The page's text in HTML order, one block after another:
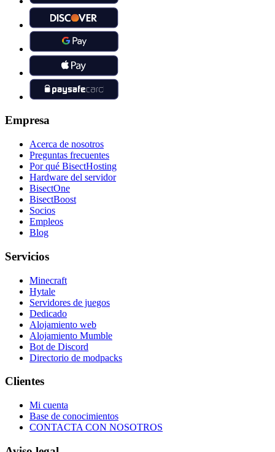
Empresa
Acerca de nosotros
Preguntas frecuentes
Por qué BisectHosting
Hardware del servidor
BisectOne
BisectBoost
Socios
Empleos
Blog
Servicios
Minecraft
Hytale
Servidores de juegos
Dedicado
Alojamiento web
Alojamiento Mumble
Bot de Discord
Directorio de modpacks
Clientes
Mi cuenta
Base de conocimientos
CONTACTA CON NOSOTROS